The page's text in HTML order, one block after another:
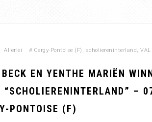
Allerlei # Cergy-Pontoise (F) , scholiereninterland, VAL
BECK EN YENTHE MARIËN
“SCHOLIERENINTERLAND” –
PONTOISE (F)